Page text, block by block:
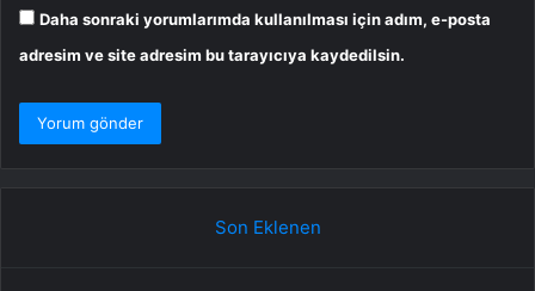
Daha sonraki yorumlarımda kullanılması için adım, e-posta
adresim ve site adresim bu tarayıcıya kaydedilsin.
Son Eklenen